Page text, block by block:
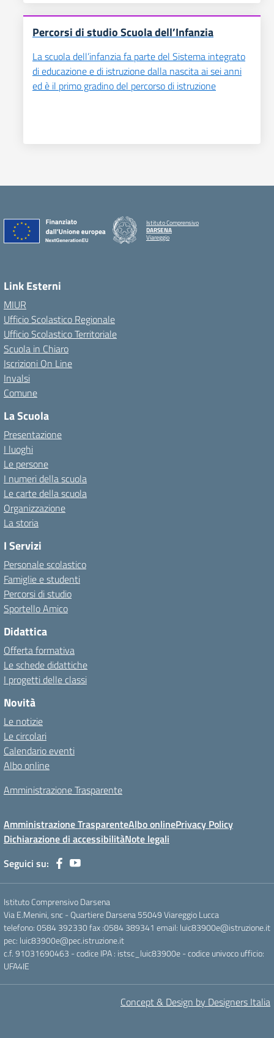
Percorsi di studio Scuola dell’Infanzia
La scuola dell’infanzia fa parte del Sistema integrato
di educazione e di istruzione dalla nascita ai sei anni
ed è il primo gradino del percorso di istruzione
Istituto Comprensivo
DARSENA
Viareggio
Link Esterni
MIUR
Ufficio Scolastico Regionale
Ufficio Scolastico Territoriale
Scuola in Chiaro
Iscrizioni On Line
Invalsi
Comune
La Scuola
Presentazione
I luoghi
Le persone
I numeri della scuola
Le carte della scuola
Organizzazione
La storia
I Servizi
Personale scolastico
Famiglie e studenti
Percorsi di studio
Sportello Amico
Didattica
Offerta formativa
Le schede didattiche
I progetti delle classi
Novità
Le notizie
Le circolari
Calendario eventi
Albo online
Amministrazione Trasparente
Amministrazione TrasparenteAlbo onlinePrivacy Policy
Dichiarazione di accessibilitàNote legali
Seguici su:
Istituto Comprensivo Darsena
Via E.Menini, snc - Quartiere Darsena 55049 Viareggio Lucca
telefono: 0584 392330 fax :0584 389341 email: luic83900e@istruzione.it
pec: luic83900e@pec.istruzione.it
c.f. 91031690463 - codice IPA : istsc_luic83900e - codice univoco ufficio:
UFA4IE
Concept & Design by Designers Italia